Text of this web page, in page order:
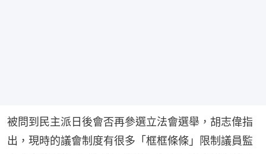
被問到民主派日後會否再參選立法會選舉，胡志偉指
出，現時的議會制度有很多「框框條條」限制議員監